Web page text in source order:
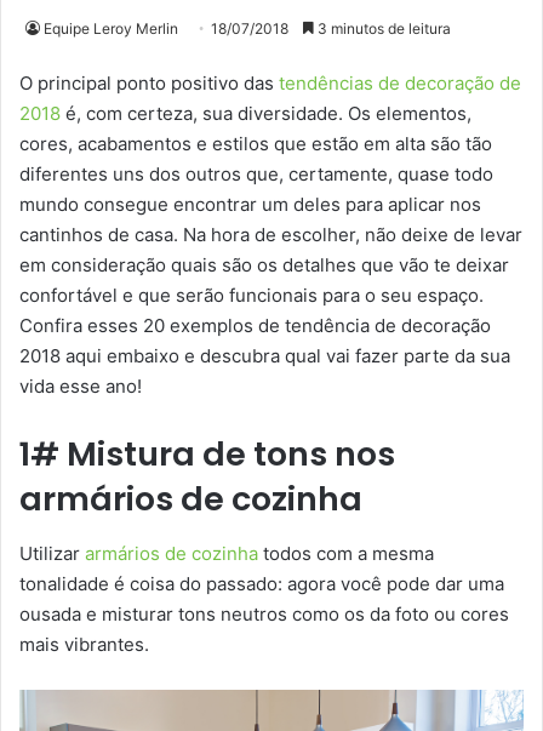
Equipe Leroy Merlin 18/07/2018 3 minutos de leitura
O principal ponto positivo das tendências de decoração de
2018 é, com certeza, sua diversidade. Os elementos,
cores, acabamentos e estilos que estão em alta são tão
diferentes uns dos outros que, certamente, quase todo
mundo consegue encontrar um deles para aplicar nos
cantinhos de casa. Na hora de escolher, não deixe de levar
em consideração quais são os detalhes que vão te deixar
confortável e que serão funcionais para o seu espaço.
Confira esses 20 exemplos de tendência de decoração
2018 aqui embaixo e descubra qual vai fazer parte da sua
vida esse ano!
1# Mistura de tons nos
armários de cozinha
Utilizar armários de cozinha todos com a mesma
tonalidade é coisa do passado: agora você pode dar uma
ousada e misturar tons neutros como os da foto ou cores
mais vibrantes.